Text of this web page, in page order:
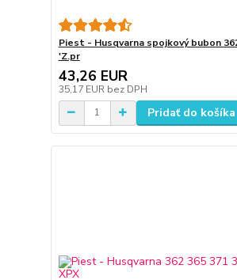
Piest - Husqvarna spojkový bubon
'Z.pr
43,26 EUR
35,17 EUR bez DPH
Pridať do košíka